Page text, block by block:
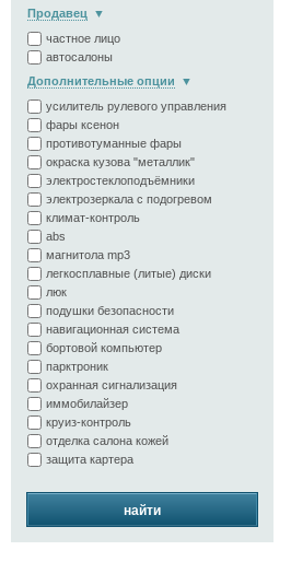
Продавец
частное лицо
автосалоны
Дополнительные опции
усилитель рулевого управления
фары ксенон
противотуманные фары
окраска кузова "металлик"
электростеклоподъёмники
электрозеркала с подогревом
климат-контроль
abs
магнитола mp3
легкосплавные (литые) диски
люк
подушки безопасности
навигационная система
бортовой компьютер
парктроник
охранная сигнализация
иммобилайзер
круиз-контроль
отделка салона кожей
защита картера
найти